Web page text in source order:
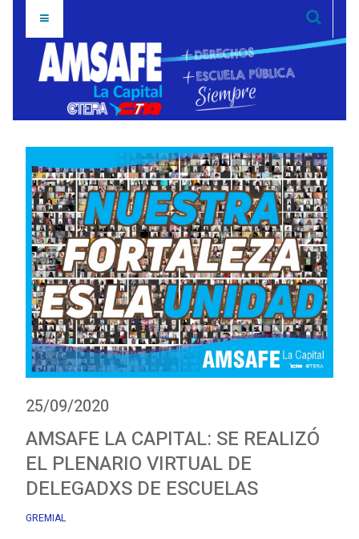
25/09/2020
AMSAFE LA CAPITAL: SE REALIZÓ
EL PLENARIO VIRTUAL DE
DELEGADXS DE ESCUELAS
GREMIAL